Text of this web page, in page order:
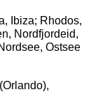
Ibiza; Rhodos,
Nordfjordeid,
Ostsee